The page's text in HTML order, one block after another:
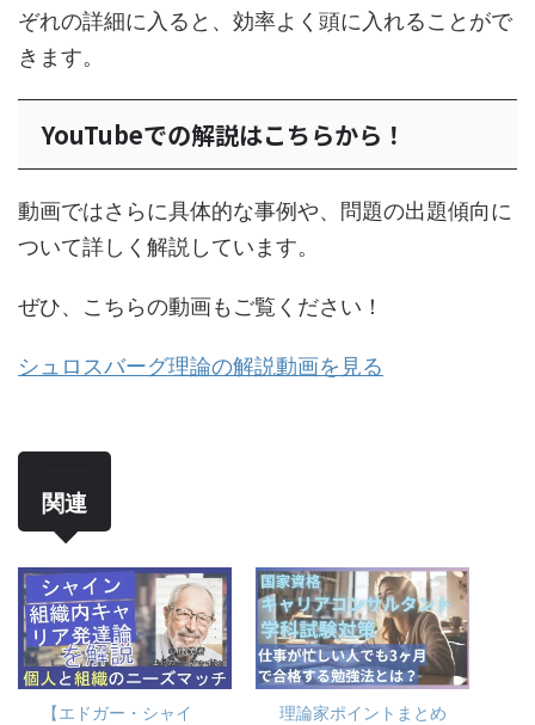
ぞれの詳細に入ると、効率よく頭に入れることがで
きます。
YouTubeでの解説はこちらから！
動画ではさらに具体的な事例や、問題の出題傾向に
ついて詳しく解説しています。
ぜひ、こちらの動画もご覧ください！
シュロスバーグ理論の解説動画を見る
関連
【エドガー・シャイ
理論家ポイントまとめ